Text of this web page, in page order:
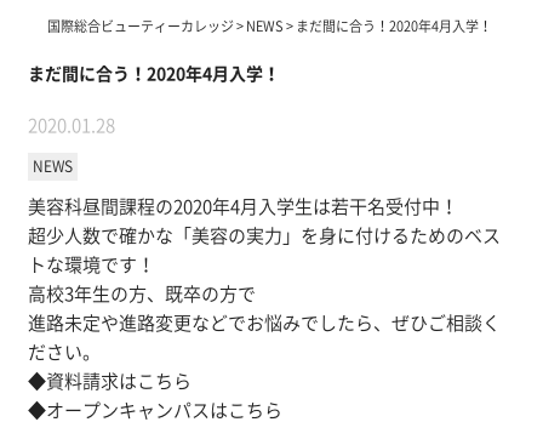
国際総合ビューティーカレッジ> NEWS > まだ間に合う！2020年4月入学！
まだ間に合う！2020年4月入学！
2020.01.28
NEWS
美容科昼間課程の2020年4月入学生は若干名受付中！
超少人数で確かな「美容の実力」を身に付けるためのベス
トな環境です！
高校3年生の方、既卒の方で
進路未定や進路変更などでお悩みでしたら、ぜひご相談く
ださい。
◆資料請求はこちら
◆オープンキャンパスはこちら